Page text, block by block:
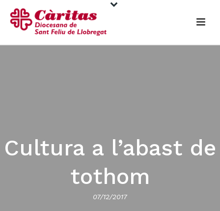
Cultura a l’abast de
tothom
07/12/2017